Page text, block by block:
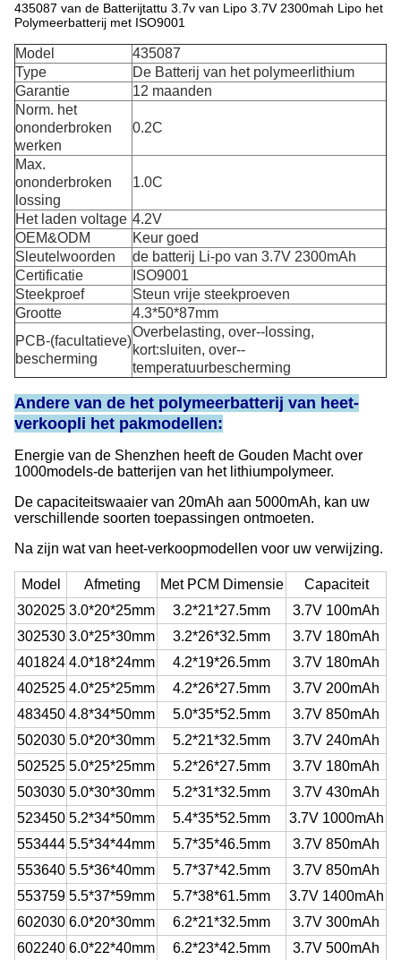
435087 van de Batterijtattu 3.7v van Lipo 3.7V 2300mah Lipo het
Polymeerbatterij met ISO9001
Model
435087
Type
De Batterij van het polymeerlithium
Garantie
12 maanden
Norm. het
ononderbroken
werken
0.2C
Max.
ononderbroken
lossing
1.0C
Het laden voltage 4.2V
OEM&ODM
Keur goed
Sleutelwoorden
de batterij Li-po van 3.7V 2300mAh
Certificatie
ISO9001
Steekproef
Steun vrije steekproeven
Grootte
4.3*50*87mm
PCB-(facultatieve)
bescherming
Overbelasting, over--lossing,
kort:sluiten, over--
temperatuurbescherming
Andere van de het polymeerbatterij van heet-
verkoopli het pakmodellen:
Energie van de Shenzhen heeft de Gouden Macht over
1000models-de batterijen van het lithiumpolymeer.
De capaciteitswaaier van 20mAh aan 5000mAh, kan uw
verschillende soorten toepassingen ontmoeten.
Na zijn wat van heet-verkoopmodellen voor uw verwijzing.
Model Afmeting Met PCM Dimensie
Capaciteit
302025 3.0*20*25mm 3.2*21*27.5mm
3.7V 100mAh
302530 3.0*25*30mm 3.2*26*32.5mm
3.7V 180mAh
401824 4.0*18*24mm 4.2*19*26.5mm
3.7V 180mAh
402525 4.0*25*25mm 4.2*26*27.5mm
3.7V 200mAh
483450 4.8*34*50mm 5.0*35*52.5mm
3.7V 850mAh
502030 5.0*20*30mm 5.2*21*32.5mm
3.7V 240mAh
502525 5.0*25*25mm 5.2*26*27.5mm
3.7V 180mAh
503030 5.0*30*30mm 5.2*31*32.5mm
3.7V 430mAh
523450 5.2*34*50mm 5.4*35*52.5mm
3.7V 1000mAh
553444 5.5*34*44mm 5.7*35*46.5mm
3.7V 850mAh
553640 5.5*36*40mm 5.7*37*42.5mm
3.7V 850mAh
553759 5.5*37*59mm 5.7*38*61.5mm
3.7V 1400mAh
602030 6.0*20*30mm 6.2*21*32.5mm
3.7V 300mAh
602240 6.0*22*40mm 6.2*23*42.5mm 3.7V 500mAh